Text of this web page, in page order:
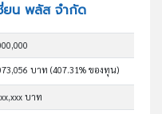
ยน พลัส จำกัด
บาท (407.31% ของทุน)
บาท